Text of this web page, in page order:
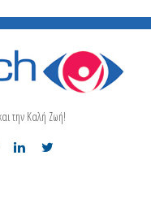
την Καλή Ζωή!